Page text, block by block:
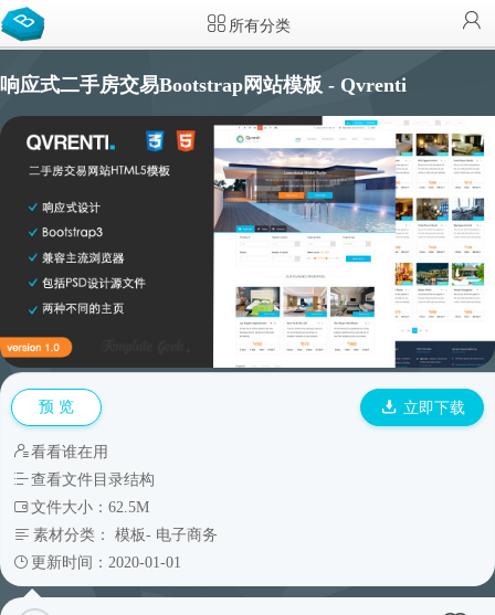
所有分类
响应式二手房交易Bootstrap网站模板 - Qvrenti
预 览 立即下载
看看谁在用
查看文件目录结构
文件大小：62.5M
素材分类： 模板- 电子商务
更新时间：2020-01-01